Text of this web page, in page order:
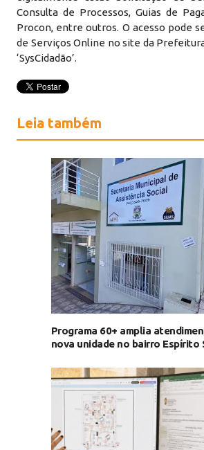
Consulta de Processos, Guias de
Procon, entre outros. O acesso pode
de Serviços Online no site da
‘SysCidadão’.
Leia também
Programa 60+ amplia
nova unidade no bairro Espírito